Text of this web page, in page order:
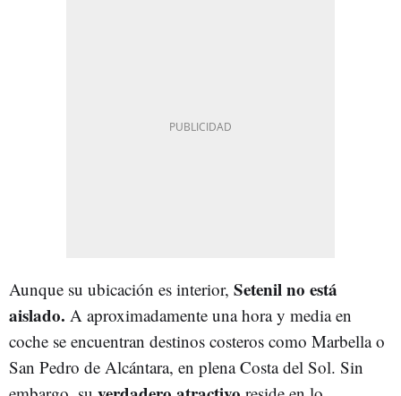
Aunque su ubicación es interior, Setenil no está
aislado. A aproximadamente una hora y media en
coche se encuentran destinos costeros como Marbella o
San Pedro de Alcántara, en plena Costa del Sol. Sin